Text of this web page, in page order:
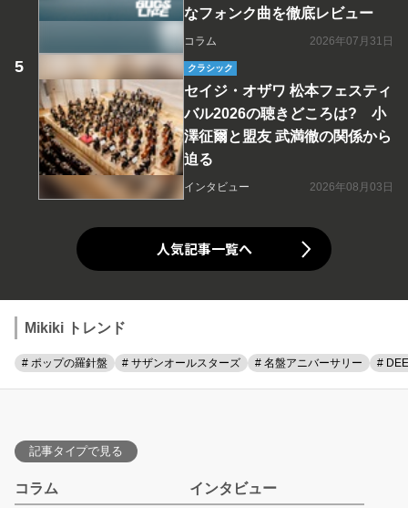
なフォンク曲を徹底レビュー
コラム 2026年07月31日
クラシック
セイジ・オザワ 松本フェスティ
バル2026の聴きどころは? 小
澤征爾と盟友 武満徹の関係から
迫る
インタビュー 2026年08月03日
人気記事一覧へ
Mikiki トレンド
# ポップの羅針盤 # サザンオールスターズ # 名盤アニバーサリー #
記事タイプで見る
コラム
インタビュー